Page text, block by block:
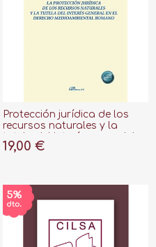
Protección jurídica de los
recursos naturales y la
"en el derecho
19,00 €